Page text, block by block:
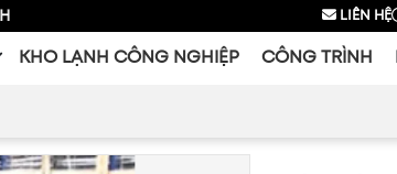
LIÊN HỆ
KHO LẠNH CÔNG NGHIỆP CÔNG TRÌNH